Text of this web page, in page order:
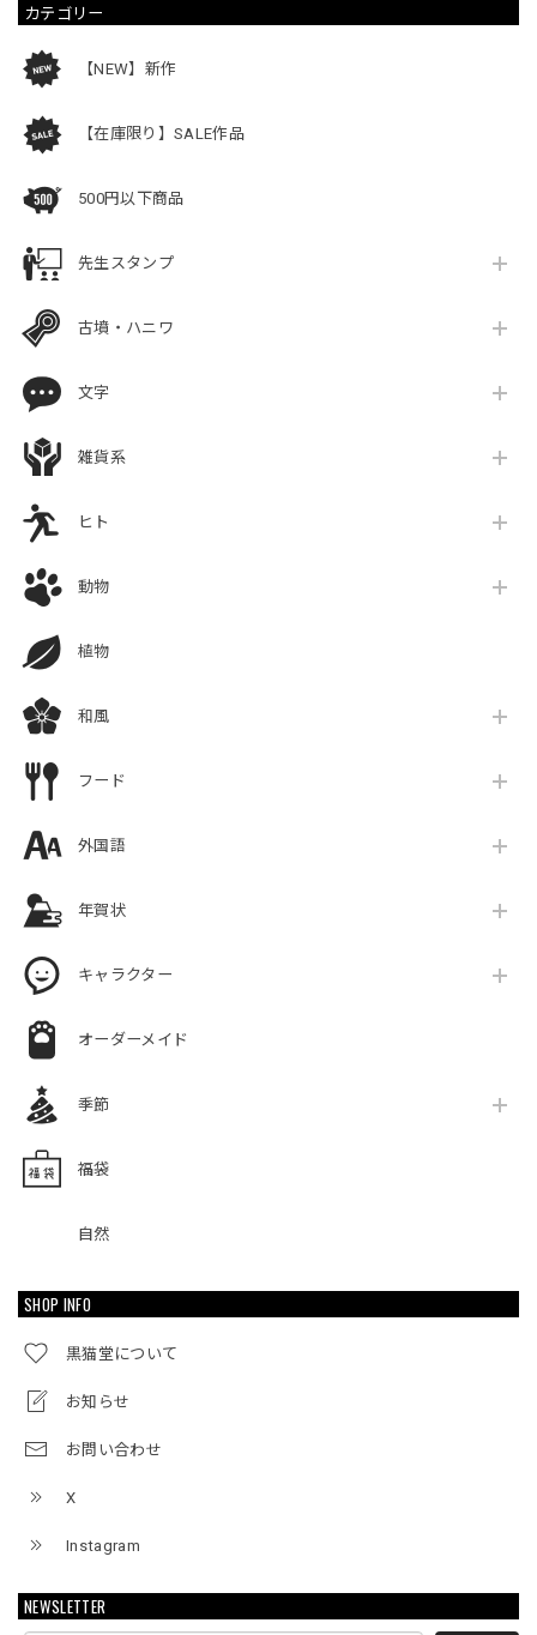
カテゴリー
【NEW】新作
【在庫限り】SALE作品
500円以下商品
先生スタンプ
古墳・ハニワ
文字
雑貨系
ヒト
動物
植物
和風
フード
外国語
年賀状
キャラクター
オーダーメイド
季節
福袋
自然
SHOP INFO
黒猫堂について
お知らせ
お問い合わせ
X
Instagram
NEWSLETTER